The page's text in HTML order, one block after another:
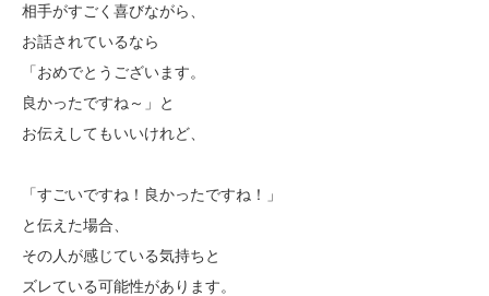
相手がすごく喜びながら、
お話されているなら
「おめでとうございます。
良かったですね～」と
お伝えしてもいいけれど、
「すごいですね！良かったですね！」
と伝えた場合、
その人が感じている気持ちと
ズレている可能性があります。